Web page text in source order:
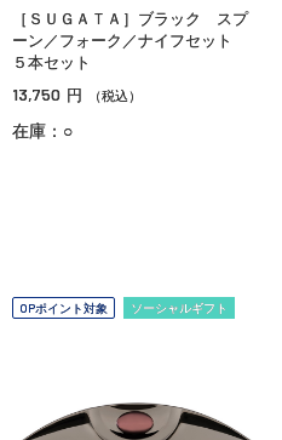
［ＳＵＧＡＴＡ］ブラック スプ
ーン／フォーク／ナイフセット
５本セット
13,750 円 （税込）
在庫：○
OPポイント対象 ソーシャルギフト